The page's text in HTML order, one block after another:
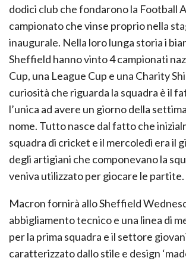
dodici club che fondarono la Football
campionato che vinse proprio nella
inaugurale. Nella loro lunga storia i
Sheffield hanno vinto 4 campionati
Cup, una League Cup e una Charity
curiosità che riguarda la squadra è il
l’unica ad avere un giorno della
nome. Tutto nasce dal fatto che
squadra di cricket e il mercoledì era il
degli artigiani che componevano la
veniva utilizzato per giocare le partite.
Macron fornirà allo Sheffield
abbigliamento tecnico e una linea di
per la prima squadra e il settore
caratterizzato dallo stile e design